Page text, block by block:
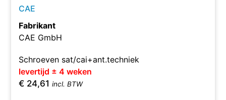
CAE
Fabrikant
CAE GmbH
Schroeven sat/cai+ant.techniek
levertijd ± 4 weken
€ 24,61 incl. BTW